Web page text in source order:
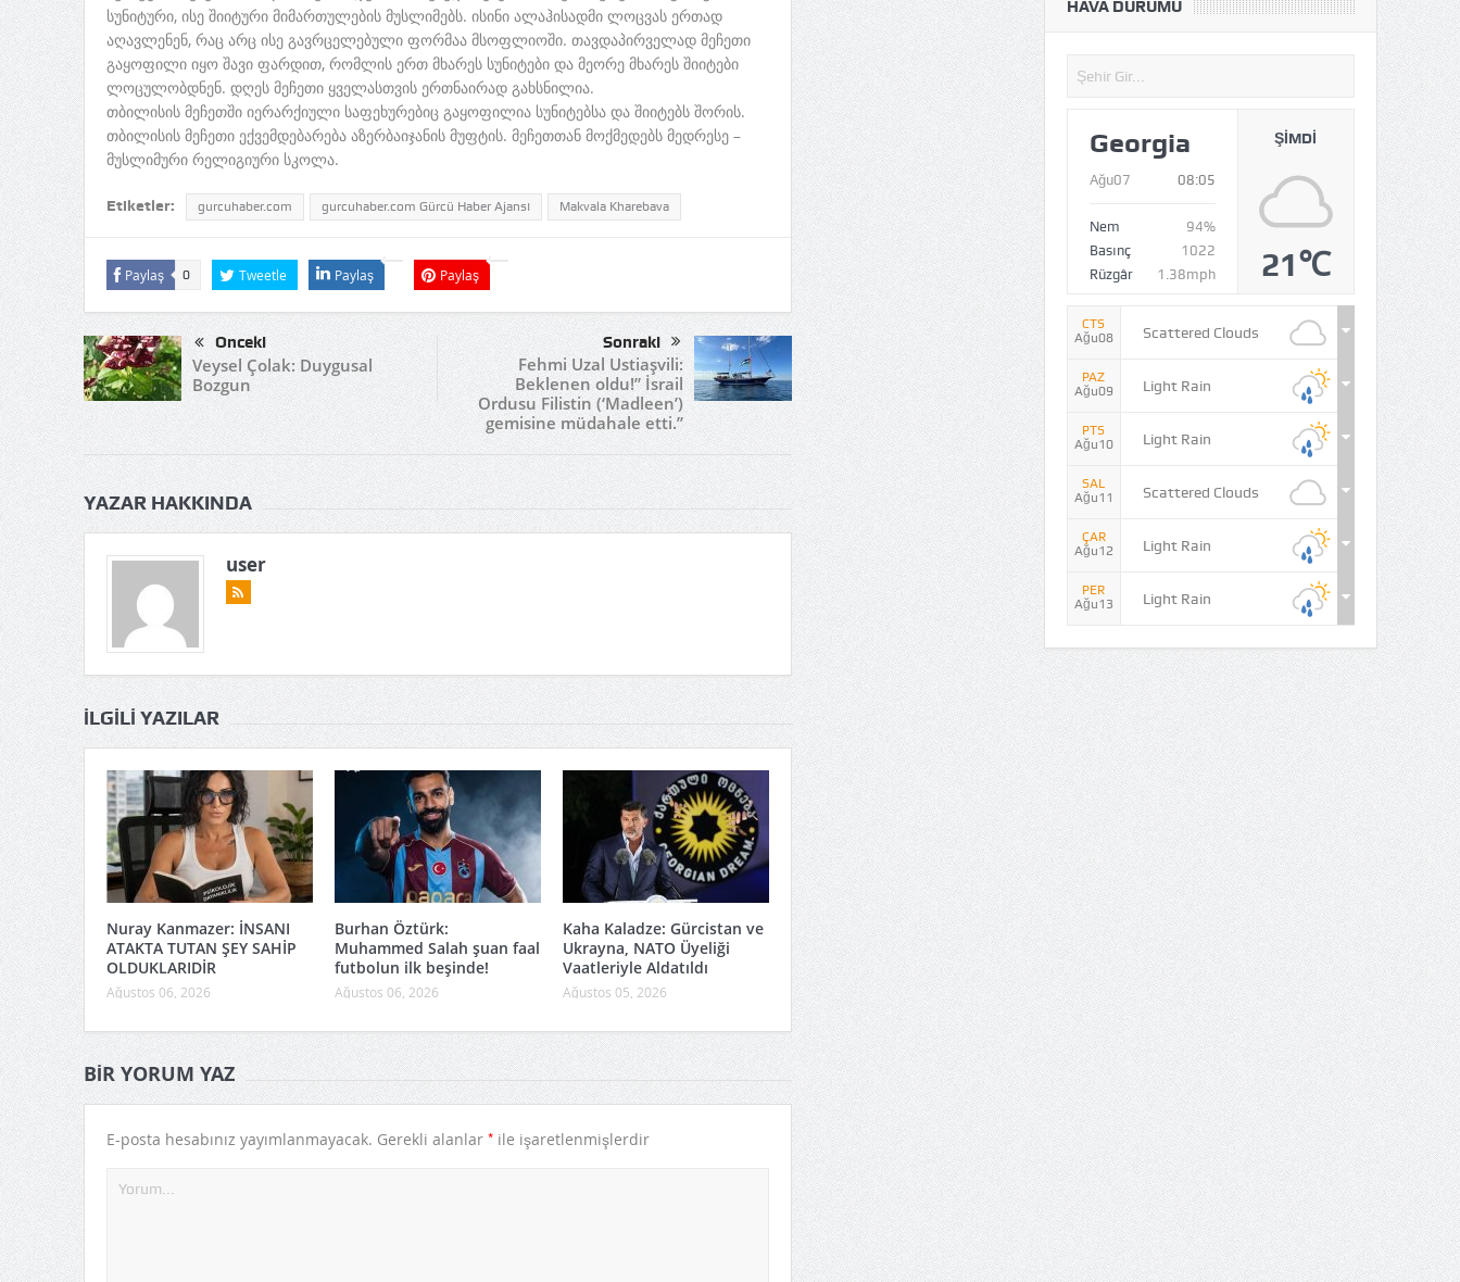
სუნიტური, ისე შიიტური მიმართულების მუსლიმებს. ისინი ალაჰისადმი ლოცვას ერთად
აღავლენენ, რაც არც ისე გავრცელებული ფორმაა მსოფლიოში. თავდაპირველად მეჩეთი
გაყოფილი იყო შავი ფარდით, რომლის ერთ მხარეს სუნიტები და მეორე მხარეს შიიტები
ლოცულობდნენ. დღეს მეჩეთი ყველასთვის ერთნაირად გახსნილია.
თბილისის მეჩეთში იერარქიული საფეხურებიც გაყოფილია სუნიტებსა და შიიტებს შორის.
თბილისის მეჩეთი ექვემდებარება აზერბაიჯანის მუფტის. მეჩეთთან მოქმედებს მედრესე –
მუსლიმური რელიგიური სკოლა.
Etiketler: gurcuhaber.com gurcuhaber.com Gürcü Haber Ajansı Makvala Kharebava
Paylaş 0 Tweetle Paylaş Paylaş
Önceki
Veysel Çolak: Duygusal
Bozgun
Sonraki
Fehmi Uzal Ustiaşvili:
Beklenen oldu!” İsrail
Ordusu Filistin (‘Madleen’)
gemisine müdahale etti.”
YAZAR HAKKINDA
user
İLGILI YAZILAR
Nuray Kanmazer: İNSANI
ATAKTA TUTAN ŞEY SAHİP
OLDUKLARIDİR
Ağustos 06, 2026
Burhan Öztürk:
Muhammed Salah şuan faal
futbolun ilk beşinde!
Ağustos 06, 2026
Kaha Kaladze: Gürcistan ve
Ukrayna, NATO Üyeliği
Vaatleriyle Aldatıldı
Ağustos 05, 2026
BIR YORUM YAZ
E-posta hesabınız yayımlanmayacak. Gerekli alanlar *ile işaretlenmişlerdir
HAVA DURUMU
Georgia
Ağu07 08:05
Nem
94%
Basınç
1022
Rüzgâr
1.38mph
ŞIMDI
21℃
CTS
Ağu08
Scattered Clouds
PAZ
Ağu09
Light Rain
PTS
Ağu10
Light Rain
SAL
Ağu11
Scattered Clouds
ÇAR
Ağu12
Light Rain
PER
Ağu13
Light Rain